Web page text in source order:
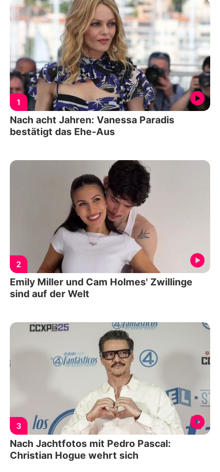
1
Nach acht Jahren: Vanessa Paradis
bestätigt das Ehe-Aus
2
Emily Miller und Cam Holmes' Zwillinge
sind auf der Welt
3
Nach Jachtfotos mit Pedro Pascal:
Christian Hogue wehrt sich